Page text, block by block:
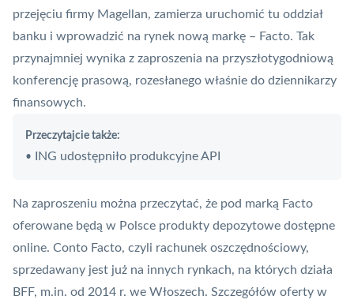
przejęciu firmy Magellan, zamierza uruchomić tu oddział
banku i wprowadzić na rynek nową markę – Facto. Tak
przynajmniej wynika z zaproszenia na przyszłotygodniową
konferencję prasową, rozesłanego właśnie do dziennikarzy
finansowych.
Przeczytajcie także:
•
ING udostępniło produkcyjne API
Na zaproszeniu można przeczytać, że pod marką Facto
oferowane będą w Polsce produkty depozytowe dostępne
online. Conto Facto, czyli rachunek oszczędnościowy,
sprzedawany jest już na innych rynkach, na których działa
BFF, m.in. od 2014 r. we Włoszech. Szczegółów oferty w